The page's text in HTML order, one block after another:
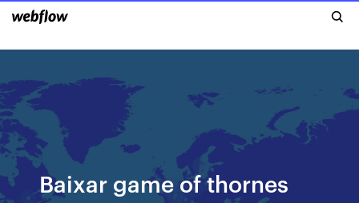
Baixar game of thornes